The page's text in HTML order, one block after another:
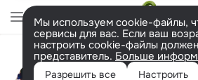
Мы используем cookie-файлы,
сервисы для вас. Если ваш
настроить cookie-файлы
представитель. Больше
Разрешить все Настроить